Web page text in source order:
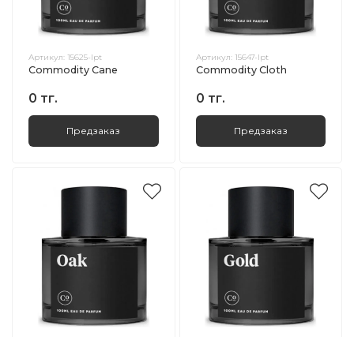
Артикул: 15625-lpt
Commodity Cane
0 тг.
Предзаказ
Артикул: 15647-lpt
Commodity Cloth
0 тг.
Предзаказ